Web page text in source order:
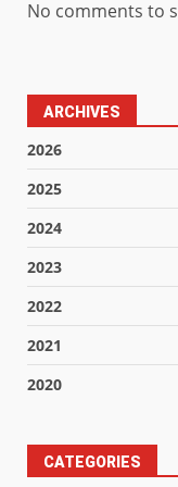
No comments to
ARCHIVES
2026
2025
2024
2023
2022
2021
2020
CATEGORIES